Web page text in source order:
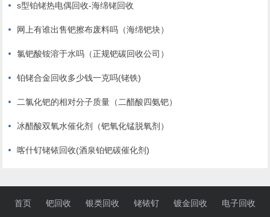
s型铂铑热电偶回收-海绵铑回收
网上有谁出售钯擦布废料吗（海绵钯块）
氯钯酸铵溶于水吗（正规钯碳回收公司）
铂铑合金回收多少钱一克吗(铑铁)
二氯化钯的相对分子质量（二醋酸四氨钯）
冰醋酸双氧水催化剂（钯氧化锰脱氧剂）
喀什钌铑铱回收(酒泉铂钯碳催化剂)
首页 钯回收 银类回收 铑铱钌 镀金回收 电子回收